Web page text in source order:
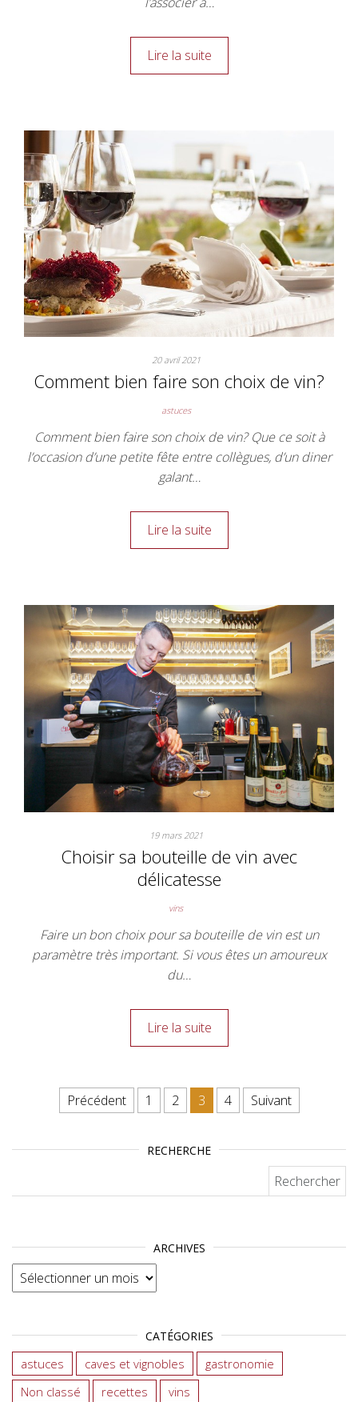
Lire la suite
20 avril 2021
Comment bien faire son choix de vin?
astuces
Comment bien faire son choix de vin? Que ce soit à
l’occasion d’une petite fête entre collègues, d’un diner
galant…
Lire la suite
19 mars 2021
Choisir sa bouteille de vin avec
délicatesse
vins
Faire un bon choix pour sa bouteille de vin est un
paramètre très important. Si vous êtes un amoureux
du…
Lire la suite
Pagination des publications
Précédent 1 2 3 4 Suivant
RECHERCHE
ARCHIVES
Archives
CATÉGORIES
astuces caves et vignobles
gastronomie
Non classé
recettes vins